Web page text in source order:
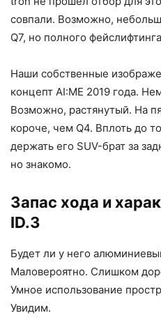
совпали. Возможно,
Q7, но полного
Наши собственные
концепт AI:ME 2019 года.
Возможно, растянутый. На
короче, чем Q4. Вплоть до
держать его SUV-брат за
но знакомо.
Запас хода и
ID.3
Будет ли у него
Маловероятно. Слишком
Умное использование
Увидим.